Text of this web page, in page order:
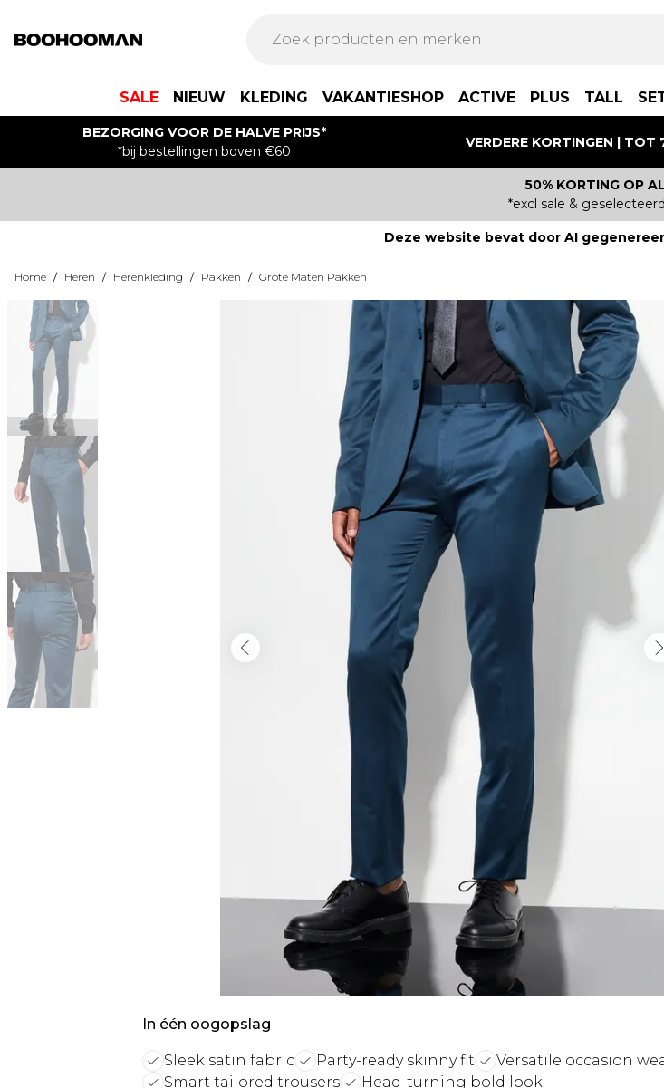
SALE NIEUW KLEDING VAKANTIESHOP ACTIVE PLUS TALL
BEZORGING VOOR DE HALVE PRIJS*
*bij bestellingen boven €60
VERDERE KORTINGEN | TOT
50% KORTING OP
*excl sale &
Deze website bevat door AI
Home / Heren / Herenkleding / Pakken / Grote Maten Pakken
In één oogopslag
Sleek satin fabric Party-ready skinny fit
Versatile occasion
Smart tailored trousers
Head-turning bold look